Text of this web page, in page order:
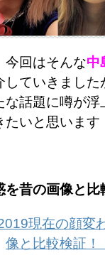
今回はそんな中
していきました
な話題に噂が浮
いと思います
を昔の画像と比
現在の顔変
像と比較検証！